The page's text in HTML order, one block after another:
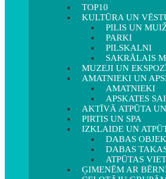
TOP10
KULTŪRA UN
PILIS UN
PARKI
PILSKALNI
SAKRĀLAIS
MUZEJI UN
AMATNIEKI UN
AMATNIEKI
APSKATES
AKTĪVĀ ATPŪTA
PIRTIS UN SPA
IZKLAIDE UN
DABAS
DABAS
ATPŪTAS
ĢIMENĒM AR